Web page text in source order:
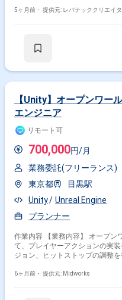
5ヶ月前・ 提供元: レバテッククリエイ
【Unity】オープンワー
エンジニア
リモート可
700,000円/月
業務委託(フリーランス)
東京都
目黒駅
Unity
Unreal Engine
プランナー
作業内容 【業務内容】 オープンワールド型3Dアクションゲームにおい
て、プレイヤーアクションの実
ジョン、ヒットストップの調整
リジョン、ヒットストップの調整 【稼働日数】週5日 【リモート日数】常
6ヶ月前・ 提供元: Midworks